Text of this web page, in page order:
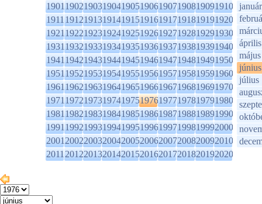
1901190219031904190519061907190819091910
1911191219131914191519161917191819191920
1921192219231924192519261927192819291930
1931193219331934193519361937193819391940
1941194219431944194519461947194819491950
1951195219531954195519561957195819591960
1961196219631964196519661967196819691970
1971197219731974197519761977197819791980
1981198219831984198519861987198819891990
1991199219931994199519961997199819992000
2001200220032004200520062007200820092010
2011201220132014201520162017201820192020
január
április
május
június
július